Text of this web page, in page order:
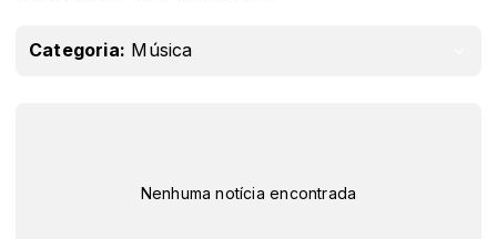
Categoria: Música
Nenhuma notícia encontrada